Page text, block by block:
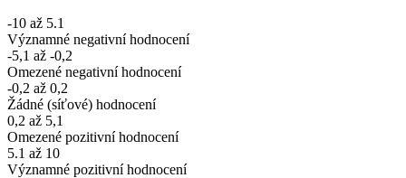
-10 až 5.1
Významné negativní hodnocení
-5,1 až -0,2
Omezené negativní hodnocení
-0,2 až 0,2
Žádné (síťové) hodnocení
0,2 až 5,1
Omezené pozitivní hodnocení
5.1 až 10
Významné pozitivní hodnocení